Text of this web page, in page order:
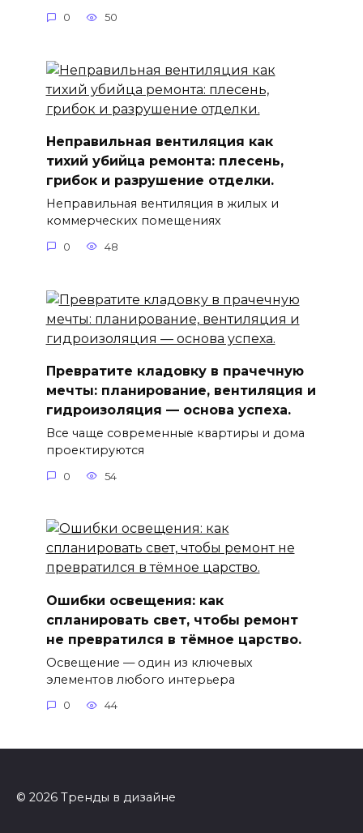
0 50
Неправильная вентиляция как
тихий убийца ремонта: плесень,
грибок и разрушение отделки.
Неправильная вентиляция в жилых и
коммерческих помещениях
0 48
Превратите кладовку в прачечную
мечты: планирование, вентиляция и
гидроизоляция — основа успеха.
Все чаще современные квартиры и дома
проектируются
0 54
Ошибки освещения: как
спланировать свет, чтобы ремонт
не превратился в тёмное царство.
Освещение — один из ключевых
элементов любого интерьера
0 44
© 2026 Тренды в дизайне